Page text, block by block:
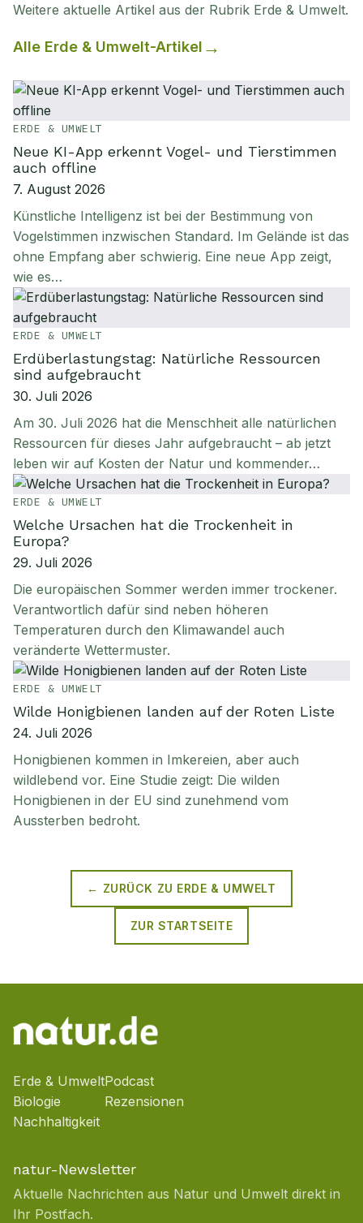
Weitere aktuelle Artikel aus der Rubrik Erde & Umwelt.
Alle Erde & Umwelt-Artikel
ERDE & UMWELT
Neue KI-App erkennt Vogel- und Tierstimmen
auch offline
7. August 2026
Künstliche Intelligenz ist bei der Bestimmung von
Vogelstimmen inzwischen Standard. Im Gelände ist das
ohne Empfang aber schwierig. Eine neue App zeigt,
wie es…
ERDE & UMWELT
Erdüberlastungstag: Natürliche Ressourcen
sind aufgebraucht
30. Juli 2026
Am 30. Juli 2026 hat die Menschheit alle natürlichen
Ressourcen für dieses Jahr aufgebraucht – ab jetzt
leben wir auf Kosten der Natur und kommender…
ERDE & UMWELT
Welche Ursachen hat die Trockenheit in
Europa?
29. Juli 2026
Die europäischen Sommer werden immer trockener.
Verantwortlich dafür sind neben höheren
Temperaturen durch den Klimawandel auch
veränderte Wettermuster.
ERDE & UMWELT
Wilde Honigbienen landen auf der Roten Liste
24. Juli 2026
Honigbienen kommen in Imkereien, aber auch
wildlebend vor. Eine Studie zeigt: Die wilden
Honigbienen in der EU sind zunehmend vom
Aussterben bedroht.
← ZURÜCK ZU ERDE & UMWELT
ZUR STARTSEITE
Erde & Umwelt
Biologie
Nachhaltigkeit
Podcast
Rezensionen
natur-Newsletter
Aktuelle Nachrichten aus Natur und Umwelt direkt in
Ihr Postfach.